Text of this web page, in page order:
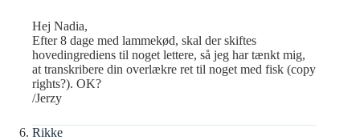
Hej Nadia,
Efter 8 dage med lammekød, skal der skiftes
hovedingrediens til noget lettere, så jeg har tænkt mig,
at transkribere din overlækre ret til noget med fisk (copy
rights?). OK?
/Jerzy
Rikke